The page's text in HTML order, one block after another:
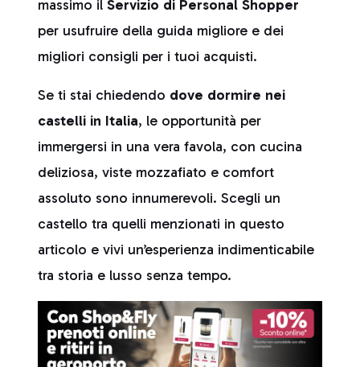
massimo il Servizio di Personal Shopper
per usufruire della guida migliore e dei
migliori consigli per i tuoi acquisti.
Se ti stai chiedendo dove dormire nei
castelli in Italia, le opportunità per
immergersi in una vera favola, con cucina
deliziosa, viste mozzafiato e comfort
assoluto sono innumerevoli. Scegli un
castello tra quelli menzionati in questo
articolo e vivi un’esperienza indimenticabile
tra storia e lusso senza tempo.